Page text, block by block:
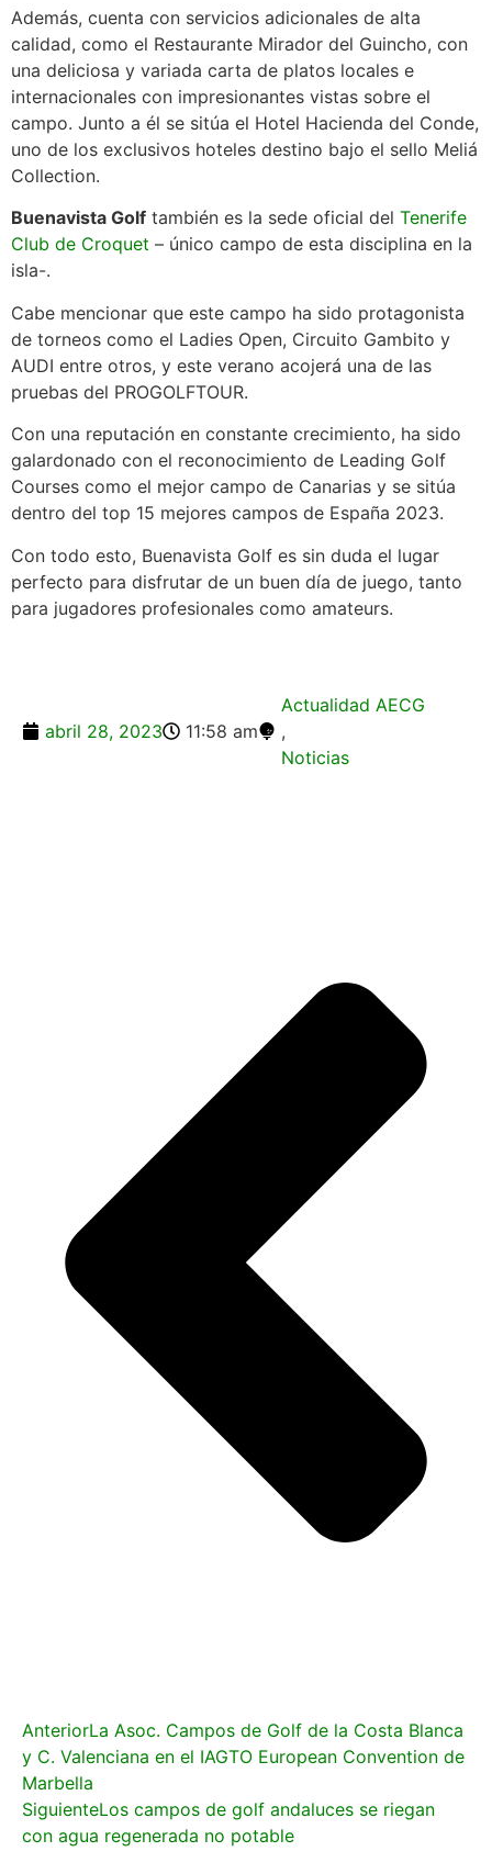
Además, cuenta con servicios adicionales de alta
calidad, como el Restaurante Mirador del Guincho, con
una deliciosa y variada carta de platos locales e
internacionales con impresionantes vistas sobre el
campo. Junto a él se sitúa el Hotel Hacienda del Conde,
uno de los exclusivos hoteles destino bajo el sello Meliá
Collection.
Buenavista Golf también es la sede oficial del Tenerife
Club de Croquet – único campo de esta disciplina en la
isla-.
Cabe mencionar que este campo ha sido protagonista
de torneos como el Ladies Open, Circuito Gambito y
AUDI entre otros, y este verano acojerá una de las
pruebas del PROGOLFTOUR.
Con una reputación en constante crecimiento, ha sido
galardonado con el reconocimiento de Leading Golf
Courses como el mejor campo de Canarias y se sitúa
dentro del top 15 mejores campos de España 2023.
Con todo esto, Buenavista Golf es sin duda el lugar
perfecto para disfrutar de un buen día de juego, tanto
para jugadores profesionales como amateurs.
abril 28, 2023 11:58 am
Actualidad AECG
,
Noticias
AnteriorLa Asoc. Campos de Golf de la Costa Blanca
y C. Valenciana en el IAGTO European Convention de
Marbella
SiguienteLos campos de golf andaluces se riegan
con agua regenerada no potable